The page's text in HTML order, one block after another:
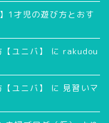
1才児の遊び方とおす
ユニバ】 に rakudou
ユニバ】 に 見習いマ